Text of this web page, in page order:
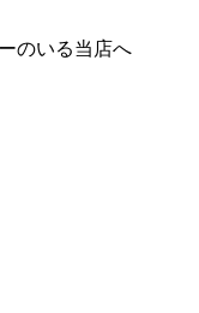
のいる当店へ